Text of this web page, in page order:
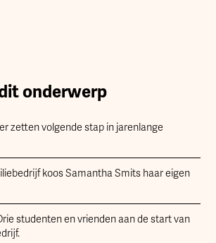
onderwerp
zetten volgende stap in jarenlange
koos Samantha Smits haar eigen
studenten en vrienden aan de start van